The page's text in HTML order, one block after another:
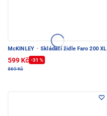
McKINLEY · Skládací židle Faro 200 XL
599 Kč -31 %
869 Kč